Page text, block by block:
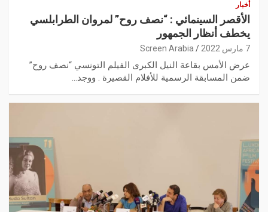
أخبار
الأقصر السينمائي : “نصف روح” لمروان الطرابلسي
يخطف أنظار الجمهور
7 مارس 2022 Screen Arabia
عرض الأمس بقاعة النيل الكبرى الفيلم التونسي “نصف روح”
ضمن المسابقة الرسمية للأفلام القصيرة . ووجد…